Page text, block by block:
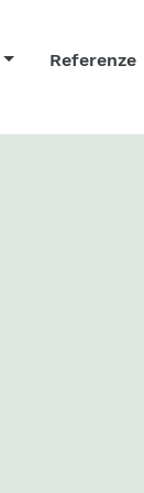
Referenze